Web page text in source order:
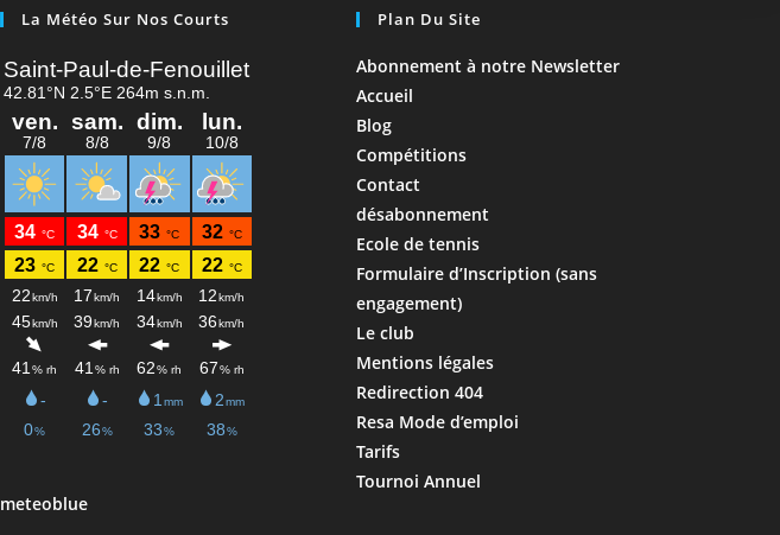
La Météo Sur Nos Courts
meteoblue
Plan Du Site
Abonnement à notre Newsletter
Accueil
Blog
Compétitions
Contact
désabonnement
Ecole de tennis
Formulaire d’Inscription (sans
engagement)
Le club
Mentions légales
Redirection 404
Resa Mode d’emploi
Tarifs
Tournoi Annuel